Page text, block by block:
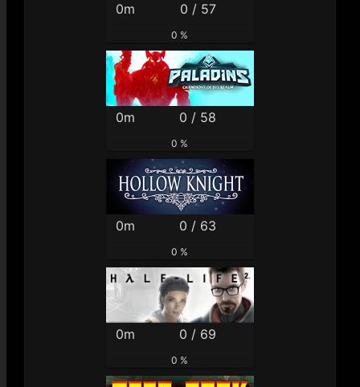
0m 0 / 57
0 %
0m 0 / 58
0 %
0m 0 / 63
0 %
0m 0 / 69
0 %